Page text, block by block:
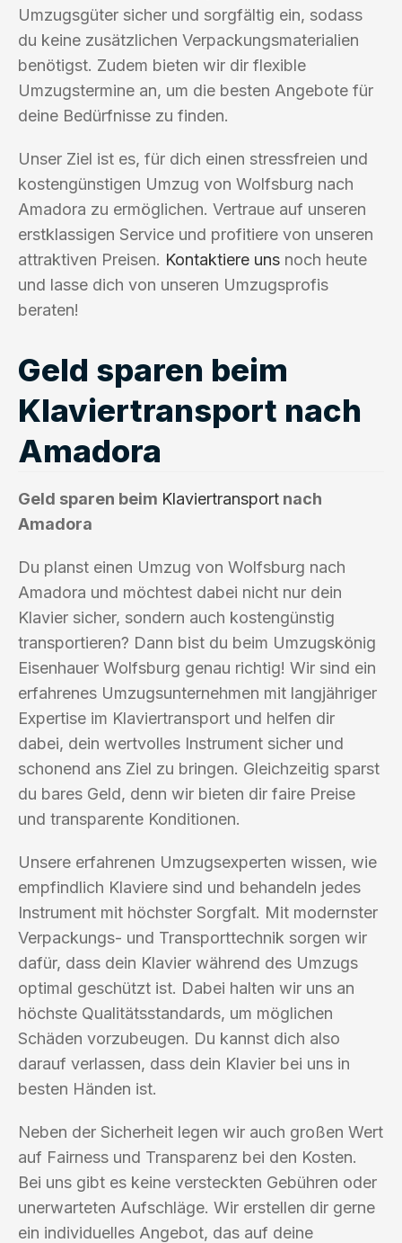
Umzugsgüter sicher und sorgfältig ein, sodass
du keine zusätzlichen Verpackungsmaterialien
benötigst. Zudem bieten wir dir flexible
Umzugstermine an, um die besten Angebote für
deine Bedürfnisse zu finden.
Unser Ziel ist es, für dich einen stressfreien und
kostengünstigen Umzug von Wolfsburg nach
Amadora zu ermöglichen. Vertraue auf unseren
erstklassigen Service und profitiere von unseren
attraktiven Preisen. Kontaktiere uns noch heute
und lasse dich von unseren Umzugsprofis
beraten!
Geld sparen beim
Klaviertransport nach
Amadora
Geld sparen beim Klaviertransport nach
Amadora
Du planst einen Umzug von Wolfsburg nach
Amadora und möchtest dabei nicht nur dein
Klavier sicher, sondern auch kostengünstig
transportieren? Dann bist du beim Umzugskönig
Eisenhauer Wolfsburg genau richtig! Wir sind ein
erfahrenes Umzugsunternehmen mit langjähriger
Expertise im Klaviertransport und helfen dir
dabei, dein wertvolles Instrument sicher und
schonend ans Ziel zu bringen. Gleichzeitig sparst
du bares Geld, denn wir bieten dir faire Preise
und transparente Konditionen.
Unsere erfahrenen Umzugsexperten wissen, wie
empfindlich Klaviere sind und behandeln jedes
Instrument mit höchster Sorgfalt. Mit modernster
Verpackungs- und Transporttechnik sorgen wir
dafür, dass dein Klavier während des Umzugs
optimal geschützt ist. Dabei halten wir uns an
höchste Qualitätsstandards, um möglichen
Schäden vorzubeugen. Du kannst dich also
darauf verlassen, dass dein Klavier bei uns in
besten Händen ist.
Neben der Sicherheit legen wir auch großen Wert
auf Fairness und Transparenz bei den Kosten.
Bei uns gibt es keine versteckten Gebühren oder
unerwarteten Aufschläge. Wir erstellen dir gerne
ein individuelles Angebot, das auf deine